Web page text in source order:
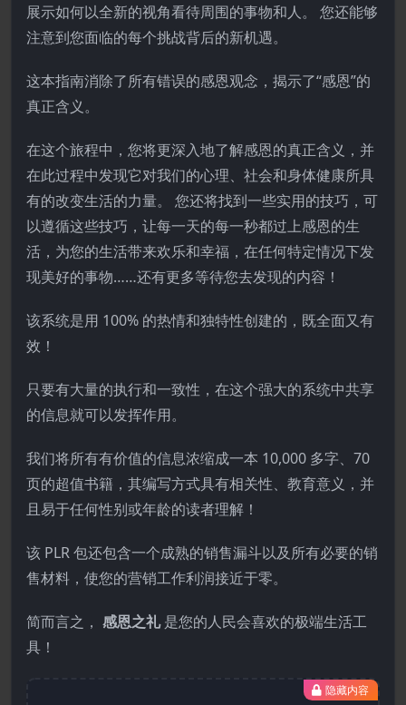
展示如何以全新的视角看待周围的事物和人。 您还能够
注意到您面临的每个挑战背后的新机遇。
这本指南消除了所有错误的感恩观念，揭示了“感恩”的
真正含义。
在这个旅程中，您将更深入地了解感恩的真正含义，并
在此过程中发现它对我们的心理、社会和身体健康所具
有的改变生活的力量。 您还将找到一些实用的技巧，可
以遵循这些技巧，让每一天的每一秒都过上感恩的生
活，为您的生活带来欢乐和幸福，在任何特定情况下发
现美好的事物……还有更多等待您去发现的内容！
该系统是用 100% 的热情和独特性创建的，既全面又有
效！
只要有大量的执行和一致性，在这个强大的系统中共享
的信息就可以发挥作用。
我们将所有有价值的信息浓缩成一本 10,000 多字、70
页的超值书籍，其编写方式具有相关性、教育意义，并
且易于任何性别或年龄的读者理解！
该 PLR 包还包含一个成熟的销售漏斗以及所有必要的销
售材料，使您的营销工作利润接近于零。
简而言之， 感恩之礼是您的人民会喜欢的极端生活工
具！
隐藏内容